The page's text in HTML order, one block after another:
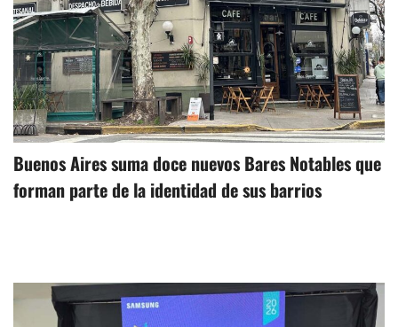
Buenos Aires suma doce nuevos Bares Notables que
forman parte de la identidad de sus barrios